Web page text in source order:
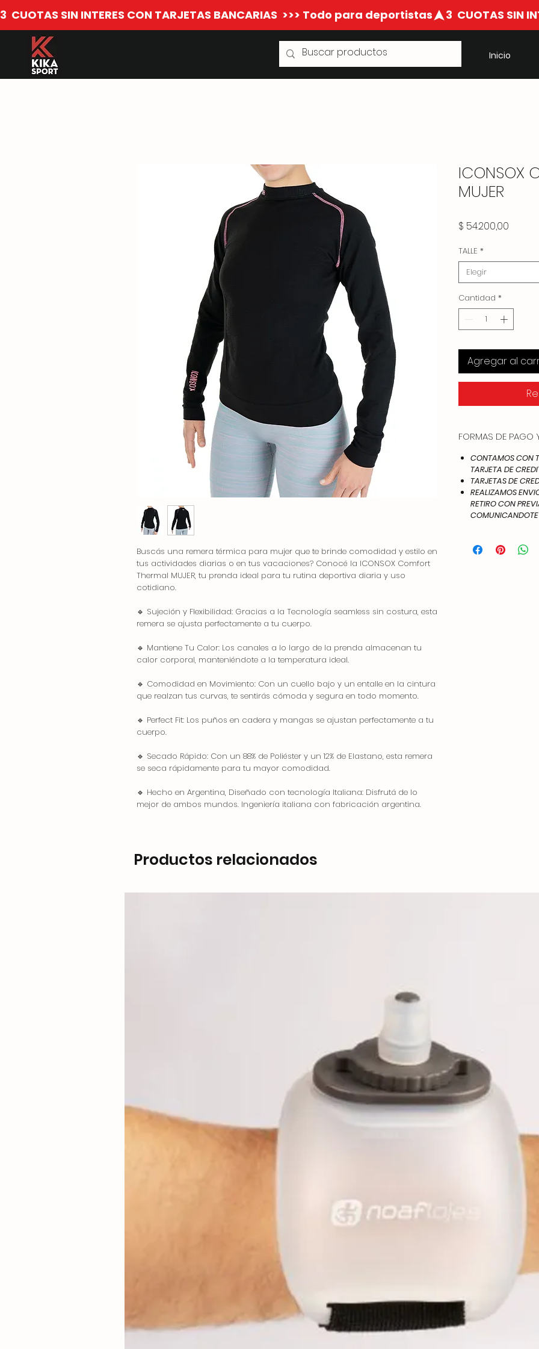
​3  CUOTAS SIN INTERES CON TARJETAS BANCARIAS  >>> Todo para deportistas
Inicio
Buscás una remera térmica para mujer que te brinde comodidad y estilo en
tus actividades diarias o en tus vacaciones? Conocé la ICONSOX Comfort
Thermal MUJER, tu prenda ideal para tu rutina deportiva diaria y uso
cotidiano.
🔹 Sujeción y Flexibilidad: Gracias a la Tecnología seamless sin costura, esta
remera se ajusta perfectamente a tu cuerpo.
🔹 Mantiene Tu Calor: Los canales a lo largo de la prenda almacenan tu
calor corporal, manteniéndote a la temperatura ideal.
🔹 Comodidad en Movimiento: Con un cuello bajo y un entalle en la cintura
que realzan tus curvas, te sentirás cómoda y segura en todo momento.
🔹 Perfect Fit: Los puños en cadera y mangas se ajustan perfectamente a tu
cuerpo.
🔹 Secado Rápido: Con un 88% de Poliéster y un 12% de Elastano, esta remera
se seca rápidamente para tu mayor comodidad.
🔹 Hecho en Argentina, Diseñado con tecnología Italiana: Disfrutá de lo
mejor de ambos mundos. Ingeniería italiana con fabricación argentina.
MUJER
$ 54.200,00
TALLE *
Elegir
Cantidad *
Agregar al
FORMAS DE PAGO
CONTAMOS CON
TARJETA DE
TARJETAS DE
REALIZAMOS
RETIRO CON
Productos relacionados